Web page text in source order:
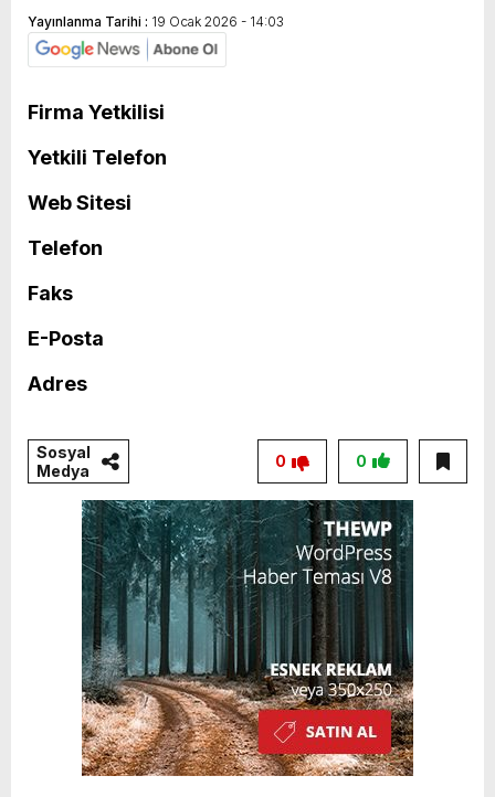
Yayınlanma Tarihi : 19 Ocak 2026 - 14:03
Firma Yetkilisi
Yetkili Telefon
Web Sitesi
Telefon
Faks
E-Posta
Adres
Sosyal
Medya
0
0